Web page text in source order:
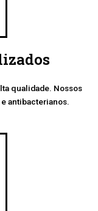
qualidade. Nossos
antibacterianos.